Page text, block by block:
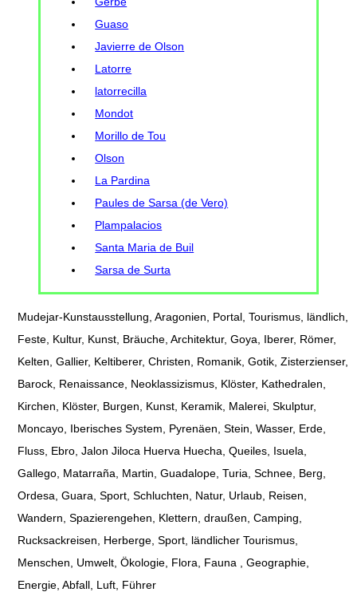
Guaso
Javierre de Olson
Latorre
latorrecilla
Mondot
Morillo de Tou
Olson
La Pardina
Paules de Sarsa (de Vero)
Plampalacios
Santa Maria de Buil
Sarsa de Surta
Mudejar-Kunstausstellung, Aragonien, Portal, Tourismus, ländlich,
Feste, Kultur, Kunst, Bräuche, Architektur, Goya, Iberer, Römer,
Kelten, Gallier, Keltiberer, Christen, Romanik, Gotik, Zisterzienser,
Barock, Renaissance, Neoklassizismus, Klöster, Kathedralen,
Kirchen, Klöster, Burgen, Kunst, Keramik, Malerei, Skulptur,
Moncayo, Iberisches System, Pyrenäen, Stein, Wasser, Erde,
Fluss, Ebro, Jalon Jiloca Huerva Huecha, Queiles, Isuela,
Gallego, Matarraña, Martin, Guadalope, Turia, Schnee, Berg,
Ordesa, Guara, Sport, Schluchten, Natur, Urlaub, Reisen,
Wandern, Spazierengehen, Klettern, draußen, Camping,
Rucksackreisen, Herberge, Sport, ländlicher Tourismus,
Menschen, Umwelt, Ökologie, Flora, Fauna , Geographie,
Energie, Abfall, Luft, Führer